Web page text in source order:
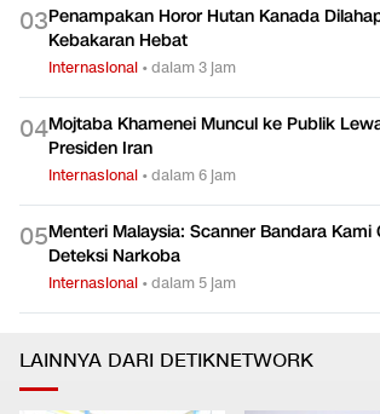
03Penampakan Horor Hutan Kanada
Kebakaran Hebat
Internasional •dalam 3 jam
04Mojtaba Khamenei Muncul ke Publik
Presiden Iran
Internasional •dalam 6 jam
05Menteri Malaysia: Scanner Bandara Kami
Deteksi Narkoba
Internasional •dalam 5 jam
LAINNYA DARI DETIKNETWORK